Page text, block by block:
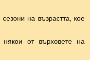
на възрастта, кое
от върховете на